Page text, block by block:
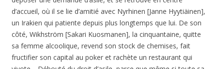
d’accueil, où il se lie d’amitié avec Nyrhinen [Janne Hyytiäinen],
un Irakien qui patiente depuis plus longtemps que lui. De son
côté, Wikhström [Sakari Kuosmanen], la cinquantaine, quitte
sa femme alcoolique, revend son stock de chemises, fait
fructifier son capital au poker et rachète un restaurant qui